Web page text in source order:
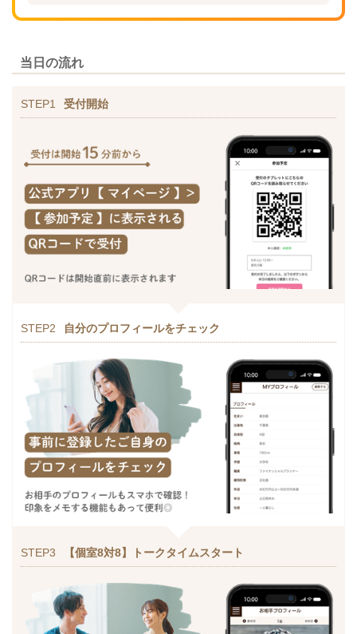
当日の流れ
STEP1 受付開始
STEP2 自分のプロフィールをチェック
STEP3 【個室8対8】トークタイムスタート